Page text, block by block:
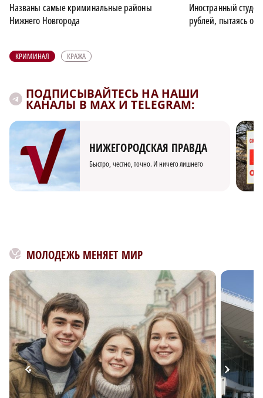
Названы самые криминальные районы
Нижнего Новгорода
Иностранный
рублей, пытаясь
КРИМИНАЛ КРАЖА
ПОДПИСЫВАЙТЕСЬ НА НАШИ
КАНАЛЫ В MAX И TELEGRAM:
НИЖЕГОРОДСКАЯ ПРАВДА
Быстро, честно, точно. И ничего лишнего
МОЛОДЕЖЬ МЕНЯЕТ МИР